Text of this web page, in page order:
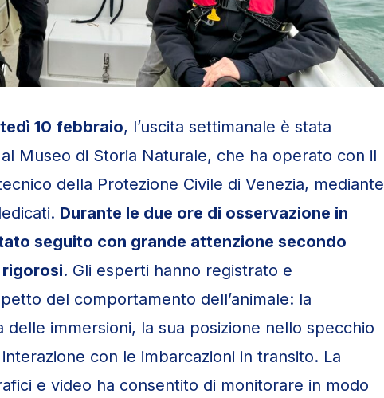
10 febbraio, l’uscita settimanale è stata
Museo di Storia Naturale, che ha operato con il
della Protezione Civile di Venezia, mediante
Durante le due ore di osservazione in
seguito con grande attenzione secondo
. Gli esperti hanno registrato e
del comportamento dell’animale: la
delle immersioni, la sua posizione nello specchio
con le imbarcazioni in transito. La
e video ha consentito di monitorare in modo